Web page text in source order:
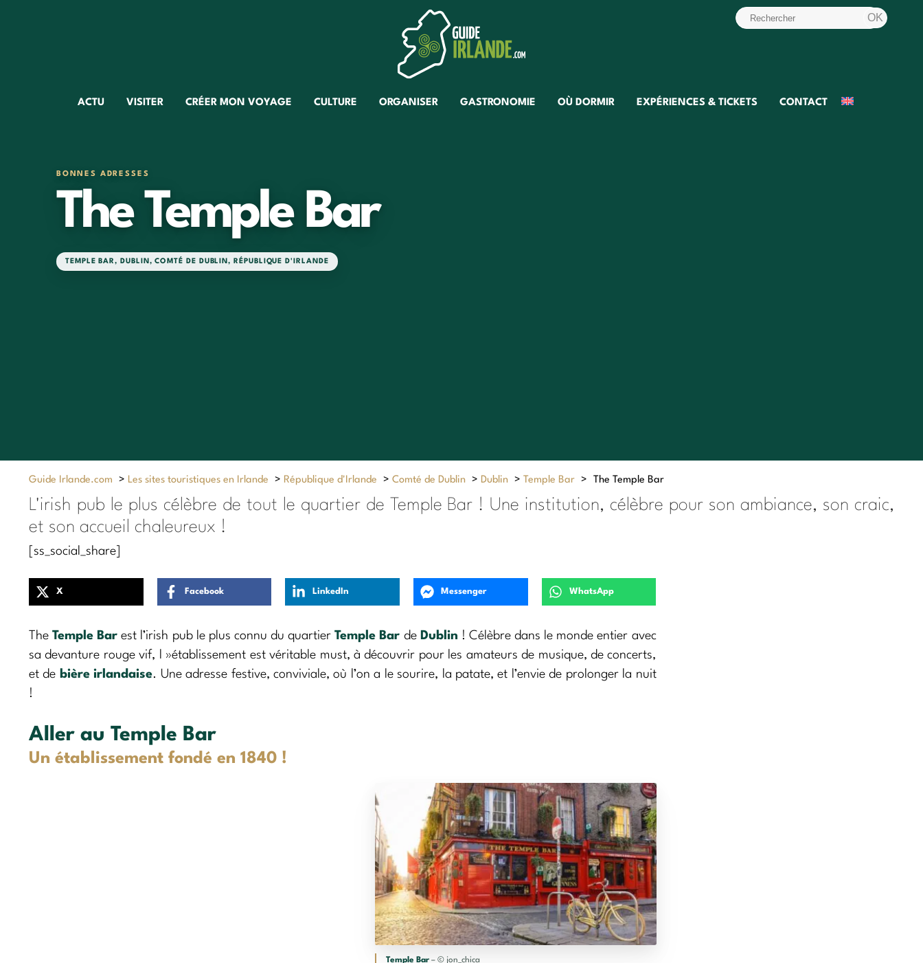
ACTU VISITER CRÉER MON VOYAGE CULTURE ORGANISER GASTRONOMIE OÙ DORMIR EXPÉRIENCES & TICKETS CONTACT
BONNES ADRESSES
The Temple Bar
TEMPLE BAR, DUBLIN ,COMTÉ DE DUBLIN, RÉPUBLIQUE D'IRLANDE
Guide Irlande.com > Les sites touristiques en Irlande > République d'Irlande > Comté de Dublin > Dublin > Temple Bar > The Temple Bar
L'irish pub le plus célèbre de tout le quartier de Temple Bar ! Une institution, célèbre pour son ambiance, son craic,
et son accueil chaleureux !
[ss_social_share]
X Facebook LinkedIn Messenger WhatsApp
TheTemple Bar est l’irish pub le plus connu du quartierTemple Bar de Dublin ! Célèbre dans le monde entier avec
sa devanture rouge vif, l »établissement est véritable must, à découvrir pour les amateurs de musique, de concerts,
et de bière irlandaise. Une adresse festive, conviviale, où l’on a le sourire, la patate, et l’envie de prolonger la nuit
!
Aller au Temple Bar
Un établissement fondé en 1840 !
Temple Bar– © jon_chica